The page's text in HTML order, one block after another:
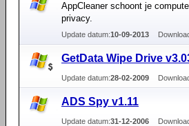
AppCleaner schoont je
privacy.
Update datum:10-09-2013
GetData Wipe Drive
Update datum:28-02-2009
ADS Spy v1.11
Update datum:31-12-2006